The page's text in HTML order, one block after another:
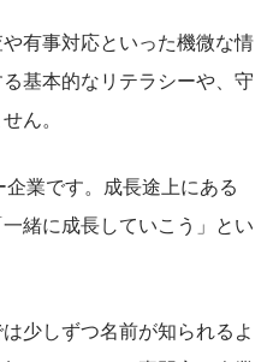
有事対応といった機微な情
基本的なリテラシーや、守
ん。
業です。成長途上にある
緒に成長していこう」とい
少しずつ名前が知られるよ